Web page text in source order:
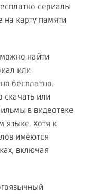
сериалы
на карту памяти
найти
или
бесплатно.
скачать или
в видеотеке
языке. Хотя к
имеются
включая